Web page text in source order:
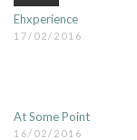
Ehxperience
17/02/2016
At Some Point
16/02/2016